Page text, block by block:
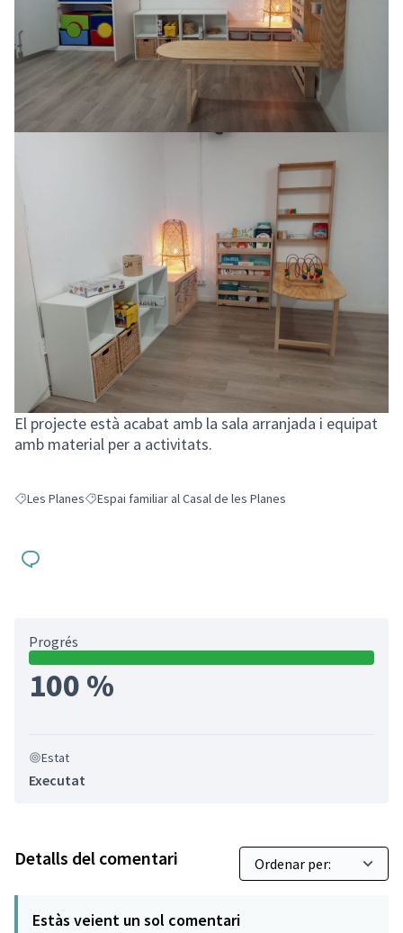
El projecte està acabat amb la sala arranjada i equipat
amb material per a activitats.
Resultats en filtrar per: Les Planes
Les PlanesResultats en filtrar per: Espai familiar al Casal de les Planes
Espai familiar al Casal de les Planes
Progrés
100 %
Estat
Executat
Detalls del comentari
Estàs veient un sol comentari